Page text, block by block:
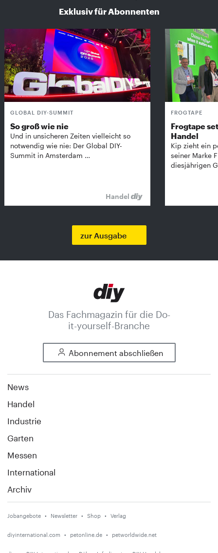
Exklusiv für Abonnenten
GLOBAL DIY-SUMMIT
So groß wie nie
Und in unsicheren Zeiten vielleicht so
notwendig wie nie: Der Global DIY-
Summit in Amsterdam …
Handel
FROGTAPE
Frogtape
Handel
Kip zieht ein
seiner Marke
diesjährigen
zur Ausgabe
Das Fachmagazin für die Do-
it-yourself-Branche
Abonnement abschließen
News
Handel
Industrie
Garten
Messen
International
Archiv
Jobangebote Newsletter Shop Verlag
diyinternational.com petonline.de petworldwide.net